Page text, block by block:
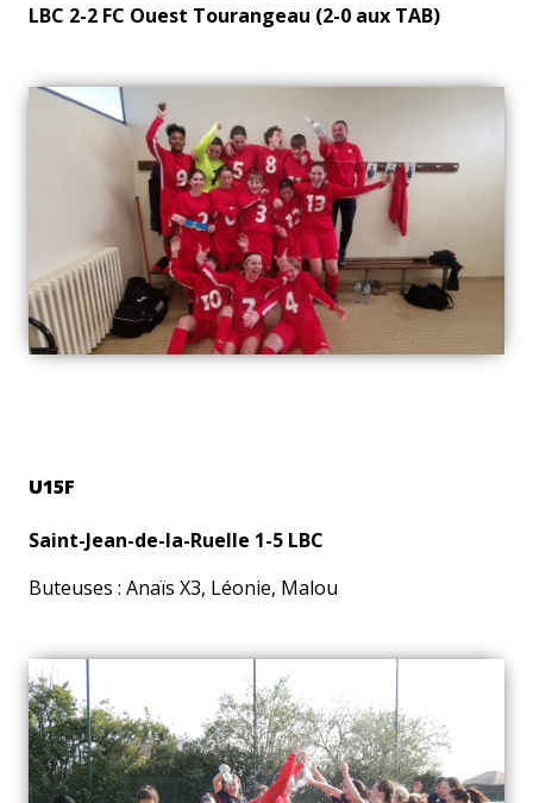
LBC 2-2 FC Ouest Tourangeau (2-0 aux TAB)
U15F
Saint-Jean-de-la-Ruelle 1-5 LBC
Buteuses : Anaïs X3, Léonie, Malou